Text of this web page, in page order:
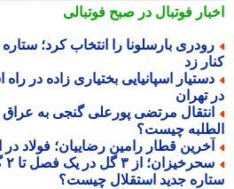
فوتبال در صبح فوتبالی
بارسلونا را انتخاب کرد؛ ستاره
زد
اسپانیایی بختیاری زاده در راه
تهران
مرتضی پورعلی گنجی به عراق
چیست؟
قطار رامین رضاییان؛ فولاد در
جدید استقلال چیست؟